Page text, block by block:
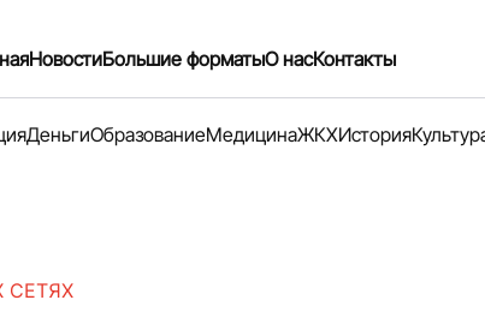
НовостиБольшие форматыО насКонтакты
ДеньгиОбразованиеМедицинаЖКХИстория